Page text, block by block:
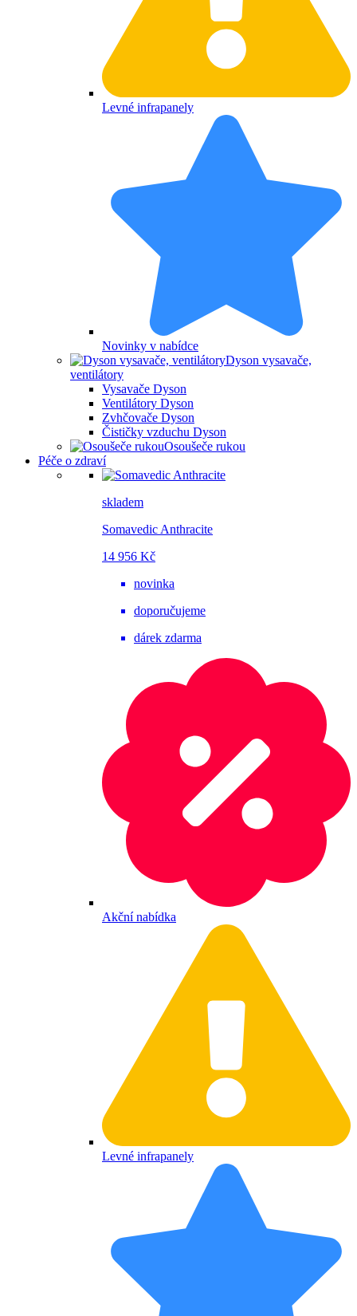
Levné infrapanely
Novinky v nabídce
Dyson vysavače,
ventilátory
Vysavače Dyson
Ventilátory Dyson
Zvhčovače Dyson
Čističky vzduchu Dyson
Osoušeče rukou
Péče o zdraví
skladem
Somavedic Anthracite
14 956 Kč
novinka
doporučujeme
dárek zdarma
Akční nabídka
Levné infrapanely